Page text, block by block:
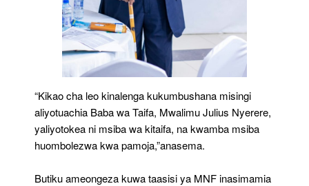
“Kikao cha leo kinalenga kukumbushana misingi
aliyotuachia Baba wa Taifa, Mwalimu Julius Nyerere,
yaliyotokea ni msiba wa kitaifa, na kwamba msiba
huombolezwa kwa pamoja,”anasema.
Butiku ameongeza kuwa taasisi ya MNF inasimamia